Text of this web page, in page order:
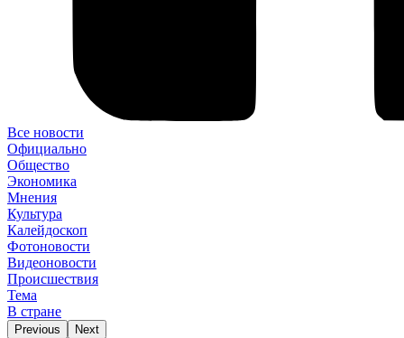
Все новости
Официально
Общество
Экономика
Мнения
Культура
Калейдоскоп
Фотоновости
Видеоновости
Происшествия
Тема
В стране
Previous Next